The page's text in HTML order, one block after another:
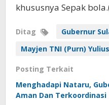
khususnya Sepak
Ditag
Gubernur
Mayjen TNI (Purn)
Posting Terkait
Menghadapi Nataru,
Aman Dan Terkoordinasi